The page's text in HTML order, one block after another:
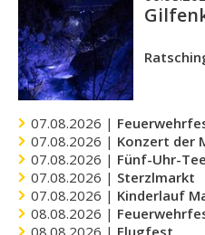
07.08.2026 |
07.08.2026 | Konzert der
07.08.2026 | Fünf-Uhr-
07.08.2026 | Sterzlmarkt
07.08.2026 | Kinderlauf
08.08.2026 |
08.08.2026 | Flugfest